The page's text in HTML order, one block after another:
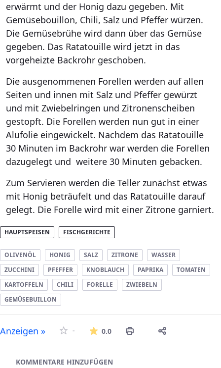
erwärmt und der Honig dazu gegeben. Mit
Gemüsebouillon, Chili, Salz und Pfeffer würzen.
Die Gemüsebrühe wird dann über das Gemüse
gegeben. Das Ratatouille wird jetzt in das
vorgeheizte Backrohr geschoben.
Die ausgenommenen Forellen werden auf allen
Seiten und innen mit Salz und Pfeffer gewürzt
und mit Zwiebelringen und Zitronenscheiben
gestopft. Die Forellen werden nun gut in einer
Alufolie eingewickelt. Nachdem das Ratatouille
30 Minuten im Backrohr war werden die Forellen
dazugelegt und weitere 30 Minuten gebacken.
Zum Servieren werden die Teller zunächst etwas
mit Honig beträufelt und das Ratatouille darauf
gelegt. Die Forelle wird mit einer Zitrone garniert.
HAUPTSPEISEN FISCHGERICHTE
OLIVENÖL HONIG SALZ ZITRONE
WASSER
ZUCCHINI
PFEFFER KNOBLAUCH PAPRIKA
TOMATEN
KARTOFFELN
CHILI FORELLE
ZWIEBELN
GEMÜSEBUILLON
Anzeigen » - 0.0Die durchschnittliche
Asset-Herausgeber
KOMMENTARE HINZUFÜGEN